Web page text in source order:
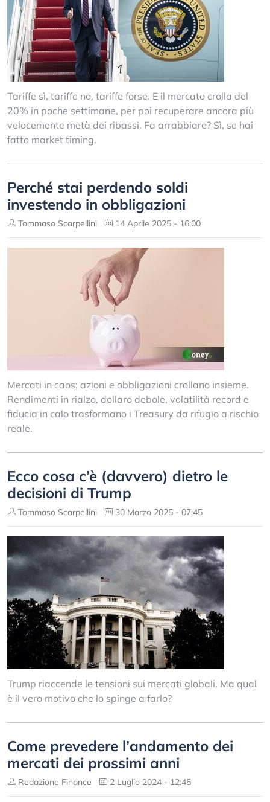
Tariffe sì, tariffe no, tariffe forse. E il mercato crolla del
20% in poche settimane, per poi recuperare ancora più
velocemente metà dei ribassi. Fa arrabbiare? Sì, se hai
fatto market timing.
Perché stai perdendo soldi
investendo in obbligazioni
Tommaso Scarpellini 14 Aprile 2025 - 16:00
Mercati in caos: azioni e obbligazioni crollano insieme.
Rendimenti in rialzo, dollaro debole, volatilità record e
fiducia in calo trasformano i Treasury da rifugio a rischio
reale.
Ecco cosa c’è (davvero) dietro le
decisioni di Trump
Tommaso Scarpellini 30 Marzo 2025 - 07:45
Trump riaccende le tensioni sui mercati globali. Ma qual
è il vero motivo che lo spinge a farlo?
Come prevedere l’andamento dei
mercati dei prossimi anni
Redazione Finance 2 Luglio 2024 - 12:45